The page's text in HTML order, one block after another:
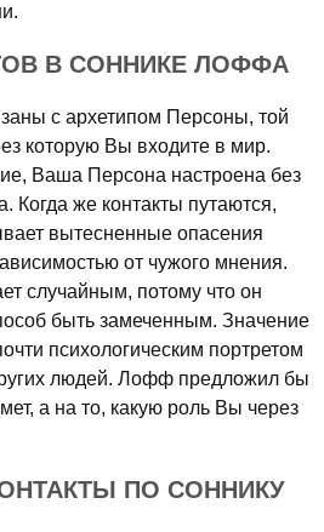
В СОННИКЕ ЛОФФА
с архетипом Персоны, той
которую Вы входите в мир.
Ваша Персона настроена без
Когда же контакты путаются,
вытесненные опасения
от чужого мнения.
случайным, потому что он
быть замеченным. Значение
психологическим портретом
людей. Лофф предложил бы
а на то, какую роль Вы через
ПО СОННИКУ